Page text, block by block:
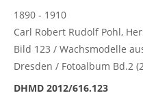
1890 - 1910
Carl Robert Rudolf Pohl,
Bild 123 / Wachsmodelle
Dresden / Fotoalbum Bd.2
DHMD 2012/616.123